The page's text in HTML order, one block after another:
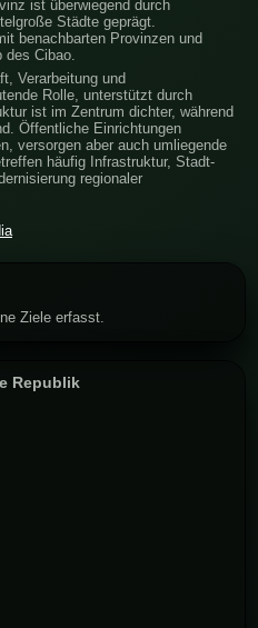
ist überwiegend durch
Städte geprägt.
benachbarten Provinzen und
Cibao.
Verarbeitung und
Rolle, unterstützt durch
ist im Zentrum dichter, während
Öffentliche Einrichtungen
versorgen aber auch umliegende
häufig Infrastruktur, Stadt-
regionaler
Ziele erfasst.
Republik